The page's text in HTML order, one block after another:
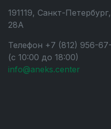
191119, Санкт-
28А
Телефон +7 (812) 956-
(с 10:00 до 18:00)
info@aneks.center